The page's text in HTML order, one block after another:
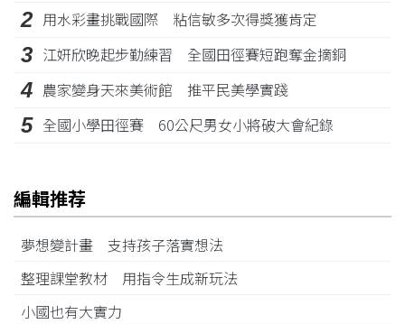
2 用水彩畫挑戰國際 粘信敏多次得獎獲肯定
3 江姸欣晚起步勤練習 全國田徑賽短跑奪金摘銅
4 農家變身天來美術館 推平民美學實踐
5 全國小學田徑賽 60公尺男女小將破大會紀錄
編輯推荐
夢想變計畫 支持孩子落實想法
整理課堂教材 用指令生成新玩法
小國也有大實力